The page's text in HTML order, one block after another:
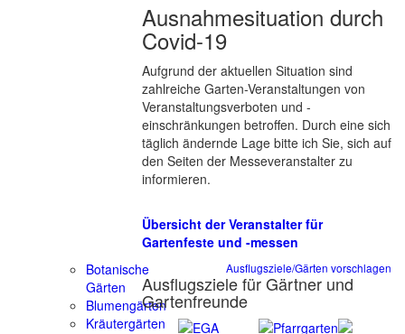
Ausnahmesituation durch
Covid-19
Aufgrund der aktuellen Situation sind
zahlreiche Garten-Veranstaltungen von
Veranstaltungsverboten und -
einschränkungen betroffen. Durch eine sich
täglich ändernde Lage bitte ich Sie, sich auf
den Seiten der Messeveranstalter zu
informieren.
Übersicht der Veranstalter für
Gartenfeste und -messen
Botanische
Gärten
Blumengärten
Kräutergärten
Ausflugsziele/Gärten vorschlagen
Ausflugsziele für Gärtner und
Gartenfreunde